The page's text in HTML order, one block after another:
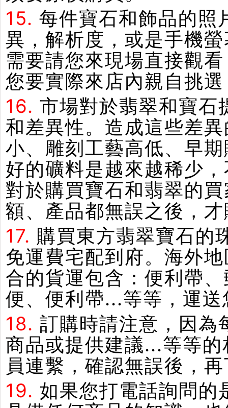
15. 每件寶石和飾品的照
異，解析度，或是手機
需要請您來現場直接觀
您要實際來店內親自挑
16. 市場對於翡翠和寶石
和差異性。造成這些差
小、雕刻工藝高低、早
好的礦料是越來越稀少
對於購買寶石和翡翠的
額、產品都無誤之後，
17. 購買東方翡翠寶石的
免運費宅配到府。海外
合的貨運包含：便利帶
便、便利帶...等等，運
18. 訂購時請注意，因為
商品或提供建議...等等
員連繫，確認無誤後，
19. 如果您打電話詢問的